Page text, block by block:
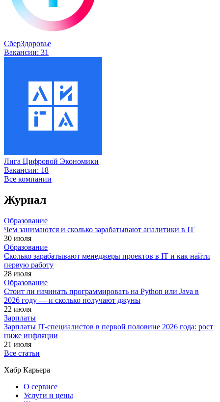
СберЗдоровье
Вакансии: 31
Лига Цифровой Экономики
Вакансии: 18
Все компании
Журнал
Образование
Чем занимаются и сколько зарабатывают аналитики в IT
30 июля
Образование
Сколько зарабатывают менеджеры проектов в IT и как найти
первую работу
28 июля
Образование
Стоит ли начинать программировать на Python или Java в
2026 году — и сколько получают джуны
22 июля
Зарплаты
Зарплаты IT-специалистов в первой половине 2026 года: рост
ниже инфляции
21 июля
Все статьи
Хабр Карьера
О сервисе
Услуги и цены